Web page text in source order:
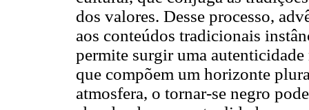
dos valores. Desse processo,
aos conteúdos tradicionais
permite surgir uma
que compõem um horizonte
atmosfera, o tornar-se negro